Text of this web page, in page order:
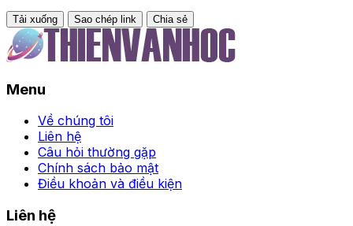
Tải xuống Sao chép link Chia sẻ
Menu
Về chúng tôi
Liên hệ
Câu hỏi thường gặp
Chính sách bảo mật
Điều khoản và điều kiện
Liên hệ